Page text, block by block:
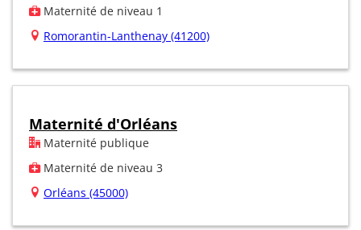
Maternité de niveau 1
Romorantin-Lanthenay (41200)
Maternité d'Orléans
Maternité publique
Maternité de niveau 3
Orléans (45000)